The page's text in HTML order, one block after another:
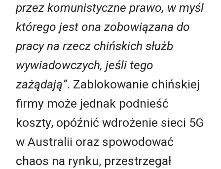
przez komunistyczne prawo, w myśl
którego jest ona zobowiązana do
pracy na rzecz chińskich służb
wywiadowczych, jeśli tego
zażądają”. Zablokowanie chińskiej
firmy może jednak podnieść
koszty, opóźnić wdrożenie sieci 5G
w Australii oraz spowodować
chaos na rynku, przestrzegał